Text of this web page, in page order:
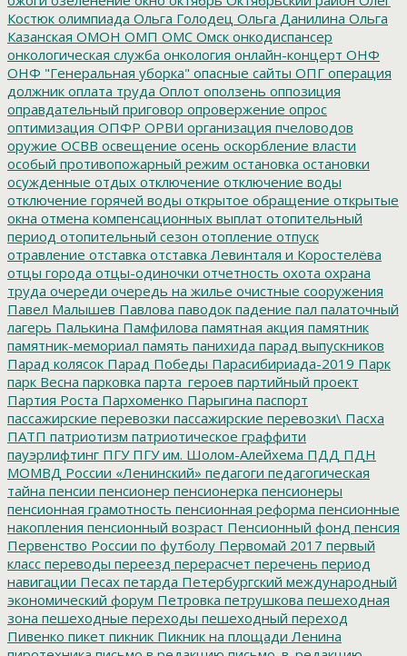
Костюк олимпиада Ольга Голодец Ольга Данилина Ольга
Казанская ОМОН ОМП ОМС Омск онкодиспансер
онкологическая служба онкология онлайн-концерт ОНФ
ОНФ "Генеральная уборка" опасные сайты ОПГ операция
должник оплата труда Оплот оползень оппозиция
оправдательный приговор опровержение опрос
оптимизация ОПФР ОРВИ организация пчеловодов
оружие ОСВВ освещение осень оскорбление власти
особый противопожарный режим остановка остановки
осужденные отдых отключение отключение воды
отключение горячей воды открытое обращение открытые
окна отмена компенсационных выплат отопительный
период отопительный сезон отопление отпуск
отравление отставка отставка Левинталя и Коростелёва
отцы города отцы-одиночки отчетность охота охрана
труда очереди очередь на жилье очистные сооружения
Павел Малышев Павлова паводок падение пал палаточный
лагерь Палькина Памфилова памятная акция памятник
памятник-мемориал память панихида парад выпускников
Парад колясок Парад Победы Парасибириада-2019 Парк
парк Весна парковка парта_героев партийный проект
Партия Роста Пархоменко Парыгина паспорт
пассажирские перевозки пассажирские перевозки\ Пасха
ПАТП патриотизм патриотическое граффити
пауэрлифтинг ПГУПГУ им. Шолом-Алейхема ПДД ПДН
МОМВД России «Ленинский» педагоги педагогическая
тайна пенсии пенсионер пенсионерка пенсионеры
пенсионная грамотность пенсионная реформа пенсионные
накопления пенсионный возраст Пенсионный фонд пенсия
Первенство России по футболу Первомай 2017 первый
класс переводы переезд перерасчет перечень период
навигации Песах петарда Петербургский международный
экономический форум Петровка петрушкова пешеходная
зона пешеходные переходы пешеходный переход
Пивенко пикет пикник Пикник на площади Ленина